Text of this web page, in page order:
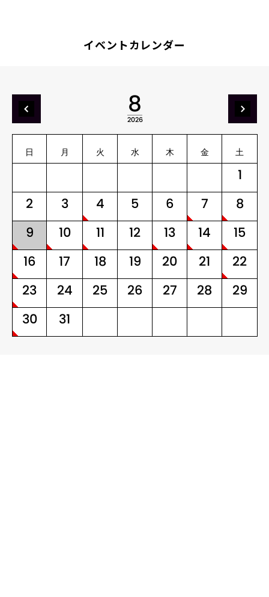
イベントカレンダー
2026
8
日 月 火 水 木 金 土
1
2 3 4 5 6 7 8
9 10 11 12 13 14 15
16 17 18 19 20 21 22
23 24 25 26 27 28 29
30 31